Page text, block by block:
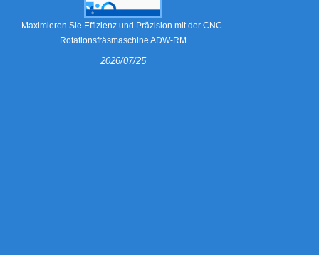
Maximieren Sie Effizienz und Präzision mit der CNC-
Rotationsfräsmaschine ADW-RM
2026/07/25